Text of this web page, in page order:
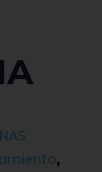
,